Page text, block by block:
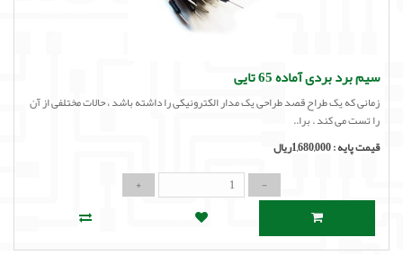
سیم برد بردی آماده 65 تایی
زمانی که یک طراح قصد طراحی یک مدار الکترونیکی را داشته باشد ، حالات مختلفی از آن
را تست می کند . برا..
قیمت پایه :1,680,000ریال